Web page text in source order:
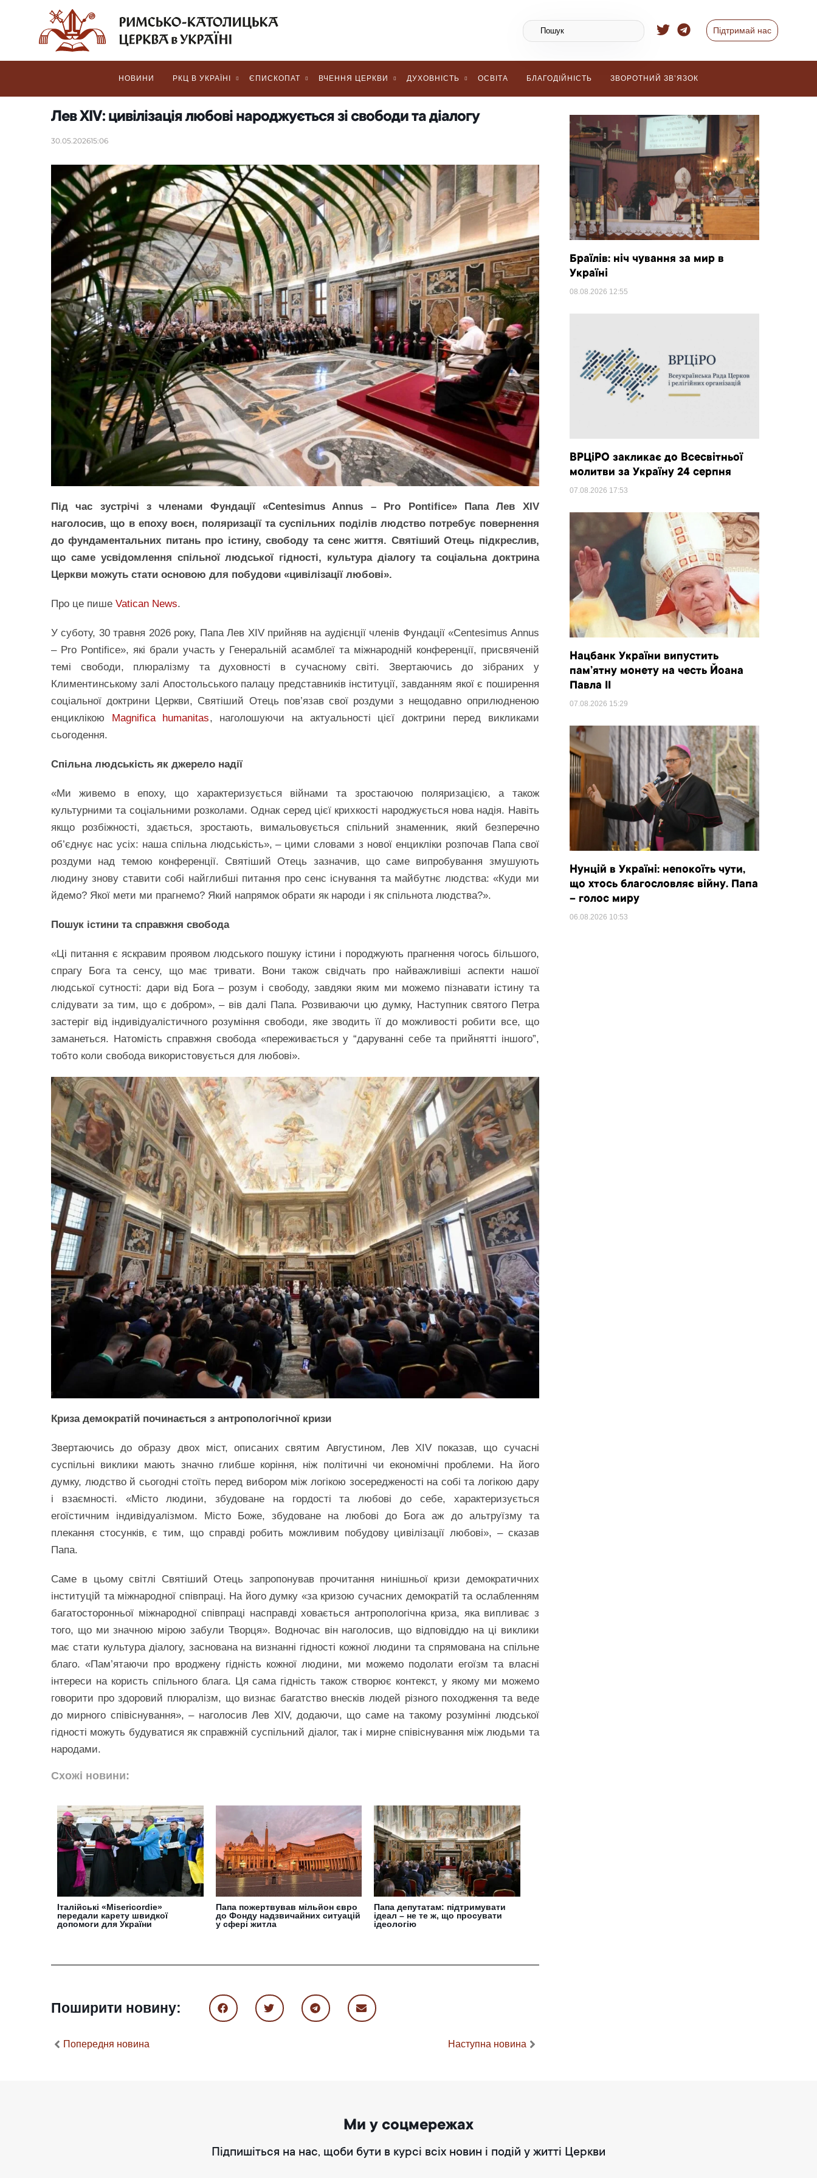
Підтримай нас
НОВИНИ РКЦ В УКРАЇНІ ЄПИСКОПАТ ВЧЕННЯ ЦЕРКВИ ДУХОВНІСТЬ ОСВІТА БЛАГОДІЙНІСТЬ ЗВОРОТНИЙ ЗВ’ЯЗОК
Лев XIV: цивілізація любові народжується зі свободи та діалогу
30.05.202615:06
Під час зустрічі з членами Фундації «Centesimus Annus – Pro Pontifice» Папа Лев XIV
наголосив, що в епоху воєн, поляризації та суспільних поділів людство потребує повернення
до фундаментальних питань про істину, свободу та сенс життя. Святіший Отець підкреслив,
що саме усвідомлення спільної людської гідності, культура діалогу та соціальна доктрина
Церкви можуть стати основою для побудови «цивілізації любові».
Про це пише Vatican News.
У суботу, 30 травня 2026 року, Папа Лев XIV прийняв на аудієнції членів Фундації «Centesimus Annus
– Pro Pontifice», які брали участь у Генеральній асамблеї та міжнародній конференції, присвяченій
темі свободи, плюралізму та духовності в сучасному світі. Звертаючись до зібраних у
Климентинському залі Апостольського палацу представників інституції, завданням якої є поширення
соціальної доктрини Церкви, Святіший Отець пов’язав свої роздуми з нещодавно оприлюдненою
енциклікою Magnifica humanitas, наголошуючи на актуальності цієї доктрини перед викликами
сьогодення.
Спільна людськість як джерело надії
«Ми живемо в епоху, що характеризується війнами та зростаючою поляризацією, а також
культурними та соціальними розколами. Однак серед цієї крихкості народжується нова надія. Навіть
якщо розбіжності, здається, зростають, вимальовується спільний знаменник, який безперечно
об’єднує нас усіх: наша спільна людськість», – цими словами з нової енцикліки розпочав Папа свої
роздуми над темою конференції. Святіший Отець зазначив, що саме випробування змушують
людину знову ставити собі найглибші питання про сенс існування та майбутнє людства: «Куди ми
йдемо? Якої мети ми прагнемо? Який напрямок обрати як народи і як спільнота людства?».
Пошук істини та справжня свобода
«Ці питання є яскравим проявом людського пошуку істини і породжують прагнення чогось більшого,
спрагу Бога та сенсу, що має тривати. Вони також свідчать про найважливіші аспекти нашої
людської сутності: дари від Бога – розум і свободу, завдяки яким ми можемо пізнавати істину та
слідувати за тим, що є добром», – вів далі Папа. Розвиваючи цю думку, Наступник святого Петра
застеріг від індивідуалістичного розуміння свободи, яке зводить її до можливості робити все, що
заманеться. Натомість справжня свобода «переживається у “даруванні себе та прийнятті іншого”,
тобто коли свобода використовується для любові».
Криза демократій починається з антропологічної кризи
Звертаючись до образу двох міст, описаних святим Августином, Лев XIV показав, що сучасні
суспільні виклики мають значно глибше коріння, ніж політичні чи економічні проблеми. На його
думку, людство й сьогодні стоїть перед вибором між логікою зосередженості на собі та логікою дару
і взаємності. «Місто людини, збудоване на гордості та любові до себе, характеризується
егоїстичним індивідуалізмом. Місто Боже, збудоване на любові до Бога аж до альтруїзму та
плекання стосунків, є тим, що справді робить можливим побудову цивілізації любові», – сказав
Папа.
Саме в цьому світлі Святіший Отець запропонував прочитання нинішньої кризи демократичних
інституцій та міжнародної співпраці. На його думку «за кризою сучасних демократій та ослабленням
багатосторонньої міжнародної співпраці насправді ховається антропологічна криза, яка випливає з
того, що ми значною мірою забули Творця». Водночас він наголосив, що відповіддю на ці виклики
має стати культура діалогу, заснована на визнанні гідності кожної людини та спрямована на спільне
благо. «Пам’ятаючи про вроджену гідність кожної людини, ми можемо подолати егоїзм та власні
інтереси на користь спільного блага. Ця сама гідність також створює контекст, у якому ми можемо
говорити про здоровий плюралізм, що визнає багатство внесків людей різного походження та веде
до мирного співіснування», – наголосив Лев XIV, додаючи, що саме на такому розумінні людської
гідності можуть будуватися як справжній суспільний діалог, так і мирне співіснування між людьми та
народами.
Схожі новини:
Італійські «Misericordie»
передали карету швидкої
допомоги для України
Папа пожертвував мільйон євро
до Фонду надзвичайних ситуацій
у сфері житла
Папа депутатам: підтримувати
ідеал – не те ж, що просувати
ідеологію
Поширити новину:
Попередня новина Наступна новина
Браїлів: ніч чування за мир в
Україні
08.08.2026 12:55
ВРЦіРО закликає до Всесвітньої
молитви за Україну 24 серпня
07.08.2026 17:53
Нацбанк України випустить
пам’ятну монету на честь Йоана
Павла II
07.08.2026 15:29
Нунцій в Україні: непокоїть чути,
що хтось благословляє війну. Папа
– голос миру
06.08.2026 10:53
Ми у соцмережах
Підпишіться на нас, щоби бути в курсі всіх новин і подій у житті Церкви